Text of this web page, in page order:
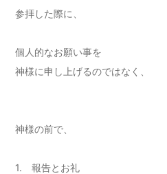
参拝した際に、
個人的なお願い事を
神様に申し上げるのではなく、
神様の前で、
1. 報告とお礼